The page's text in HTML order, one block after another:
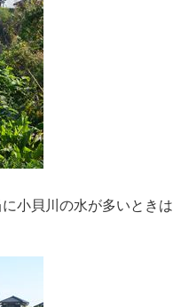
小貝川の水が多いとき